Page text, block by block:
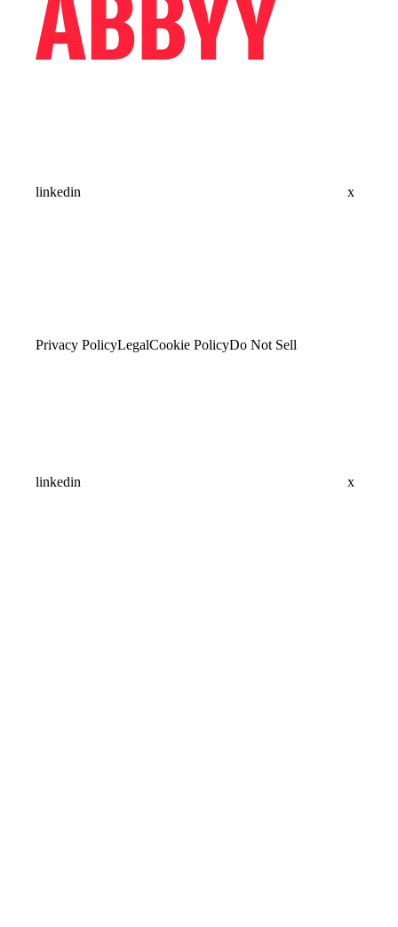
linkedin x
Privacy PolicyLegalCookie PolicyDo Not Sell
linkedin x